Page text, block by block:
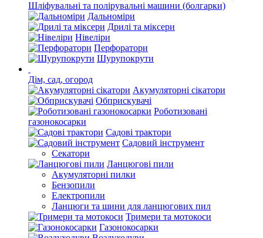
Шліфувальні та полірувальні машини (болгарки)
Дальноміри
Дрилі та міксери
Нівеліри
Перфоратори
Шурупокрути
Дім, сад, огород
Акумуляторні сікатори
Обприскувачі
Роботизовані
газонокосарки
Садові трактори
Садовий інструмент
Секатори
Ланцюгові пили
Акумуляторні пилки
Бензопили
Електропили
Ланцюги та шини для ланцюгових пил
Тримери та мотокоси
Газонокосарки